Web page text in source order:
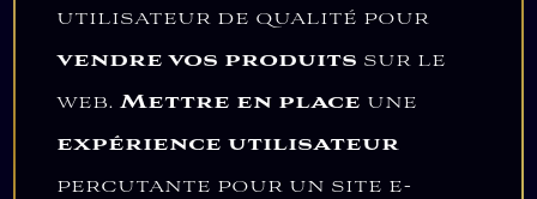
utilisateur de qualité pour
vendre vos produits sur le
web. Mettre en place une
expérience utilisateur
percutante pour un site e-